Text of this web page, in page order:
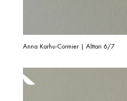
Anna Karhu-Cormier | Alttari 6/7